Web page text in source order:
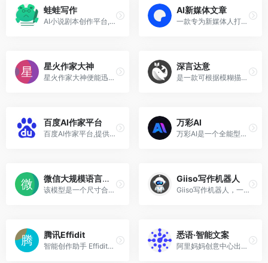
蛙蛙写作
AI小说剧本创作平台,提供AI续写扩写润色长篇短篇剧本一站式AI写作工具
AI新媒体文章
一款专为新媒体人打造的AI写作工具
星火作家大神
星火作家大神便能迅速生成高质量的小说内容，让您的创作更加高效
深言达意
是一款可根据模糊描述，找词找句的免费智能写作工具
百度AI作家平台
百度AI作家平台,提供了AI写作的各种功能
万彩AI
万彩AI是一个全能型AI内容创作网站
微信大规模语言模型WeLM
该模型是一个尺寸合理的中文...
Giiso写作机器人
Giiso写作机器人，一款内容创作AI辅助工具
腾讯Effidit
智能创作助手 Effidit（Effic...
悉语·智能文案
阿里妈妈创意中心出品的一款一键生成商品营销文案的工具